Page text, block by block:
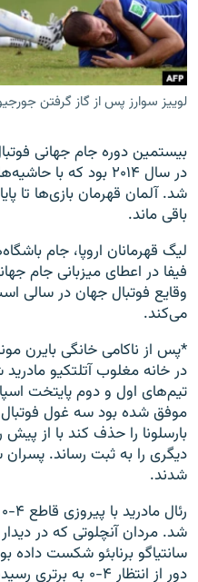
زبان‌های دیگر
لوییز سوارز پس از گاز گرفتن
بیستمین دوره جام جهانی
در سال ۲۰۱۴ بود که
شد. آلمان قهرمان بازی‌ها تا
باقی ماند.
لیگ قهرمانان اروپا، جام
فیفا در اعطای میزبانی جام
وقایع فوتبال جهان در سالی
می‌کند.
*پس از ناکامی خانگی بایرن
در خانه مغلوب آتلتکیو
تیم‌های اول و دوم پایتخت
موفق شده بود سه غول فوتبال
بارسلونا را حذف کند با از
دیگری را به ثبت رساند.
شدند.
شد. مردان آنچلوتی که در
سانتیاگو برنابئو شکست داده
دور از انتظار ۴-۰ به برتری رسیدند.